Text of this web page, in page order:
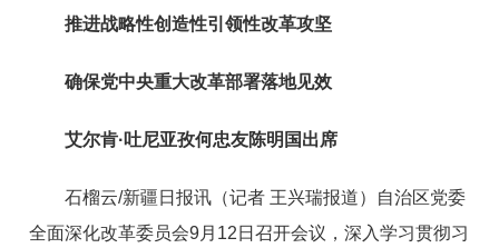
推进战略性创造性引领性改革攻坚
确保党中央重大改革部署落地见效
艾尔肯·吐尼亚孜何忠友陈明国出席
石榴云/新疆日报讯（记者 王兴瑞报道）自治区党委
全面深化改革委员会9月12日召开会议，深入学习贯彻习